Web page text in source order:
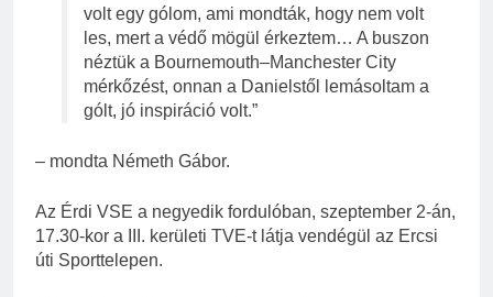
volt egy gólom, ami mondták, hogy nem volt
les, mert a védő mögül érkeztem… A buszon
néztük a Bournemouth–Manchester City
mérkőzést, onnan a Danielstől lemásoltam a
gólt, jó inspiráció volt.”
– mondta Németh Gábor.
Az Érdi VSE a negyedik fordulóban, szeptember 2-án,
17.30-kor a III. kerületi TVE-t látja vendégül az Ercsi
úti Sporttelepen.